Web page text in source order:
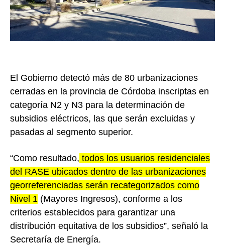
El Gobierno detectó más de 80 urbanizaciones
cerradas en la provincia de Córdoba inscriptas en
categoría N2 y N3 para la determinación de
subsidios eléctricos, las que serán excluidas y
pasadas al segmento superior.
“Como resultado, todos los usuarios residenciales
del RASE ubicados dentro de las urbanizaciones
georreferenciadas serán recategorizados como
Nivel 1 (Mayores Ingresos), conforme a los
criterios establecidos para garantizar una
distribución equitativa de los subsidios”, señaló la
Secretaría de Energía.